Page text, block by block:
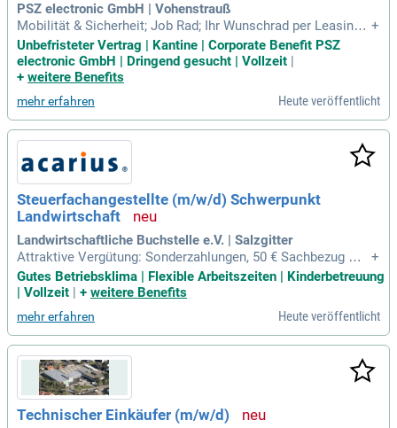
PSZ electronic GmbH | Vohenstrauß
Mobilität & Sicherheit; Job Rad; Ihr Wunschrad per Leasing,
günstig und nachhaltig. Kostenlose Parkplätze & A6-Anbind
ung; Direkt erreichbar aus Weiden, Richtung Regensburg/Nür
nberg. Sicherer, unbefristeter Arbeitsplatz; Feste Anstellung
+
Unbefristeter Vertrag | Kantine | Corporate Benefit PSZ
electronic GmbH | Dringend gesucht | Vollzeit
+ weitere Benefits
mehr erfahren Heute veröffentlicht
Steuerfachangestellte (m/w/d) Schwerpunkt
Landwirtschaft
Landwirtschaftliche Buchstelle e.V. | Salzgitter
Attraktive Vergütung: Sonderzahlungen, 50 € Sachbezug mo
natlich und Kinderbetreuungszuschuss, wählbar über Edenre
d, Hansefit oder Bikeleasing. Altersvorsorge: VWL nach dein
+
Gutes Betriebsklima | Flexible Arbeitszeiten | Kinderbetreuung
| Vollzeit | + weitere Benefits
mehr erfahren Heute veröffentlicht
Technischer Einkäufer (m/w/d)